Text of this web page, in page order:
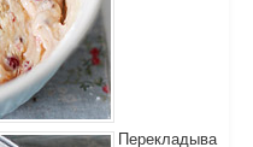
Перекладыва